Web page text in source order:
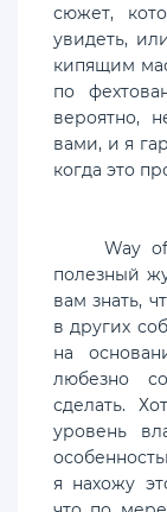
сюжет,
увидеть,
кипящим
по
вероятно,
вами, и я
когда это
Way of
полезный
вам знать,
в других
на
любезно
сделать.
уровень
я нахожу